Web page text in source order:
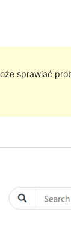
sprawiać
aktualizacja
instalacje